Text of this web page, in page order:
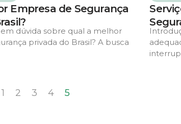
Empresa de Segurança
dúvida sobre qual a melhor
privada do Brasil? A busca
1 2 3 4 5